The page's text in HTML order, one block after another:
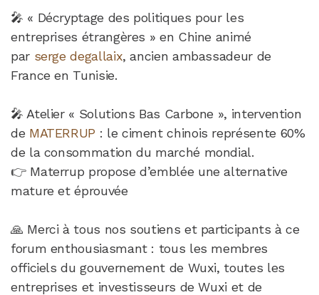
🎤 « Décryptage des politiques pour les
entreprises étrangères » en Chine animé
par serge degallaix, ancien ambassadeur de
France en Tunisie.
🎤 Atelier « Solutions Bas Carbone », intervention
de MATERRUP : le ciment chinois représente 60%
de la consommation du marché mondial.
👉 Materrup propose d’emblée une alternative
mature et éprouvée
🙏 Merci à tous nos soutiens et participants à ce
forum enthousiasmant : tous les membres
officiels du gouvernement de Wuxi, toutes les
entreprises et investisseurs de Wuxi et de